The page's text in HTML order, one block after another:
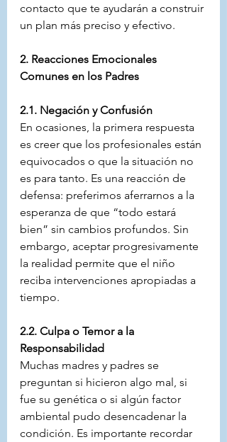
contacto que te ayudarán a construir
un plan más preciso y efectivo.
2. Reacciones Emocionales
Comunes en los Padres
2.1. Negación y Confusión
En ocasiones, la primera respuesta
es creer que los profesionales están
equivocados o que la situación no
es para tanto. Es una reacción de
defensa: preferimos aferrarnos a la
esperanza de que “todo estará
bien” sin cambios profundos. Sin
embargo, aceptar progresivamente
la realidad permite que el niño
reciba intervenciones apropiadas a
tiempo.
2.2. Culpa o Temor a la
Responsabilidad
Muchas madres y padres se
preguntan si hicieron algo mal, si
fue su genética o si algún factor
ambiental pudo desencadenar la
condición. Es importante recordar